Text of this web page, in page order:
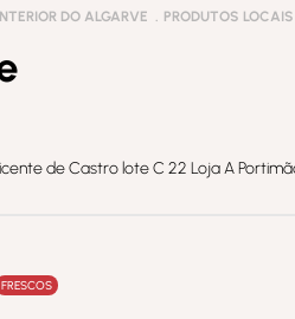
DO ALGARVE PRODUTOS LOCAIS
de Castro lote C 22 Loja A
FRESCOS